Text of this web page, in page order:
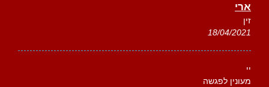
ארי
זין
18/04/2021
יי
מעונין לפגשה